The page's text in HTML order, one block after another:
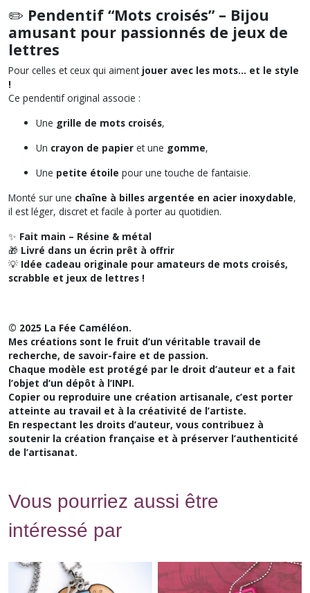
✏️ Pendentif “Mots croisés” – Bijou
amusant pour passionnés de jeux de
lettres
Pour celles et ceux qui aiment jouer avec les mots… et le style
!
Ce pendentif original associe :
Une grille de mots croisés,
Un crayon de papier et une gomme,
Une petite étoile pour une touche de fantaisie.
Monté sur une chaîne à billes argentée en acier inoxydable,
il est léger, discret et facile à porter au quotidien.
✨ Fait main – Résine & métal
🎁 Livré dans un écrin prêt à offrir
💡 Idée cadeau originale pour amateurs de mots croisés,
scrabble et jeux de lettres !
© 2025 La Fée Caméléon.
Mes créations sont le fruit d’un véritable travail de
recherche, de savoir-faire et de passion.
Chaque modèle est protégé par le droit d’auteur et a fait
l’objet d’un dépôt à l’INPI.
Copier ou reproduire une création artisanale, c’est porter
atteinte au travail et à la créativité de l’artiste.
En respectant les droits d’auteur, vous contribuez à
soutenir la création française et à préserver l’authenticité
de l’artisanat.
Vous pourriez aussi être
intéressé par